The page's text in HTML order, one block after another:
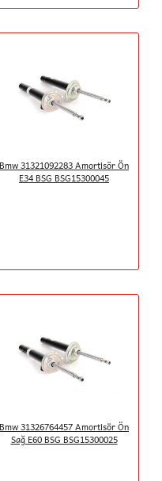
Bmw 31321092283 Amortisör Ön
E34 BSG BSG15300045
Bmw 31326764457 Amortisör Ön
Sağ E60 BSG BSG15300025